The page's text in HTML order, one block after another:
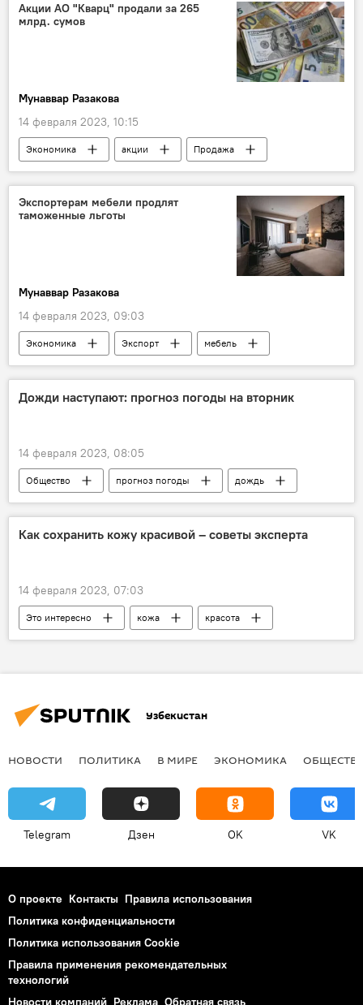
Акции АО "Кварц" продали за 265
млрд. сумов
Мунаввар Разакова
14 февраля 2023, 10:15
Экономика акции Продажа
Экспортерам мебели продлят
таможенные льготы
Мунаввар Разакова
14 февраля 2023, 09:03
Экономика Экспорт
мебель
Таможня
льготы
Дожди наступают: прогноз погоды на вторник
14 февраля 2023, 08:05
Общество прогноз погоды дождь
Как сохранить кожу красивой – советы эксперта
14 февраля 2023, 07:03
Это интересно кожа
красота
советы
Узбекистан
НОВОСТИ ПОЛИТИКА В МИРЕ ЭКОНОМИКА
Telegram Дзен OK VK
О проекте Контакты Правила использования
Политика конфиденциальности
Политика использования Cookie
Правила применения рекомендательных
технологий
Новости компаний Реклама Обратная связь